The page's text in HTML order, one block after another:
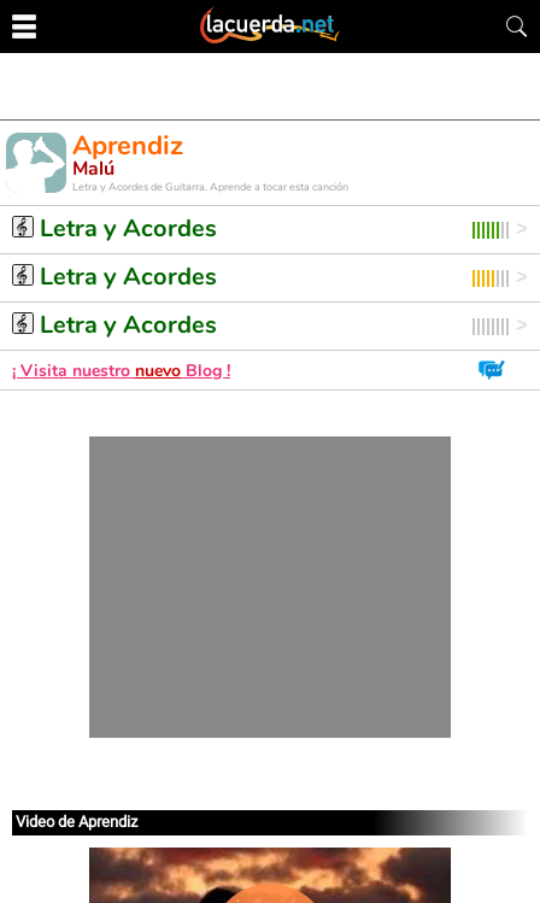
Aprendiz
Malú
Letra y Acordes de Guitarra. Aprende a tocar esta canción
Letra y Acordes
Letra y Acordes
Letra y Acordes
¡ Visita nuestro nuevo Blog !
Video de Aprendiz